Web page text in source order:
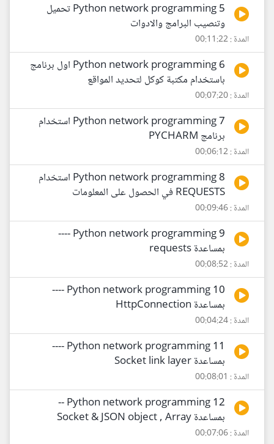
5 Python network programming تحميل
وتنصيب البرامج والادوات
المدة : 00:11:22
6 Python network programming اول برنامج
باستخدام مكتبة كوكل لتحديد المواقع
المدة : 00:07:20
7 Python network programming استخدام
برنامج PYCHARM
المدة : 00:06:12
8 Python network programming استخدام
REQUESTS في الحصول على المعلومات
المدة : 00:09:46
9 Python network programming ----
بمساعدة requests
المدة : 00:08:52
10 Python network programming ----
بمساعدة HttpConnection
المدة : 00:04:24
11 Python network programming ----
بمساعدة Socket link layer
المدة : 00:08:01
12 Python network programming --
بمساعدة Socket & JSON object , Array
المدة : 00:07:06